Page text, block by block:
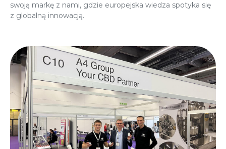
swoją markę z nami, gdzie europejska wiedza spotyka się
z globalną innowacją.